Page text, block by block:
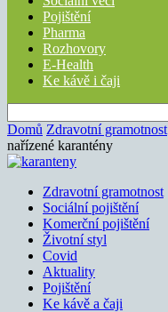
Pojištění
Pharma
Rozhovory
E-Health
Ke kávě i čaji
Domů Zdravotní gramotnost
nařízené karantény
Zdravotní gramotnost
Sociální pojištění
Komerční pojištění
Životní styl
Covid
Aktuality
Pojištění
Ke kávě a čaji